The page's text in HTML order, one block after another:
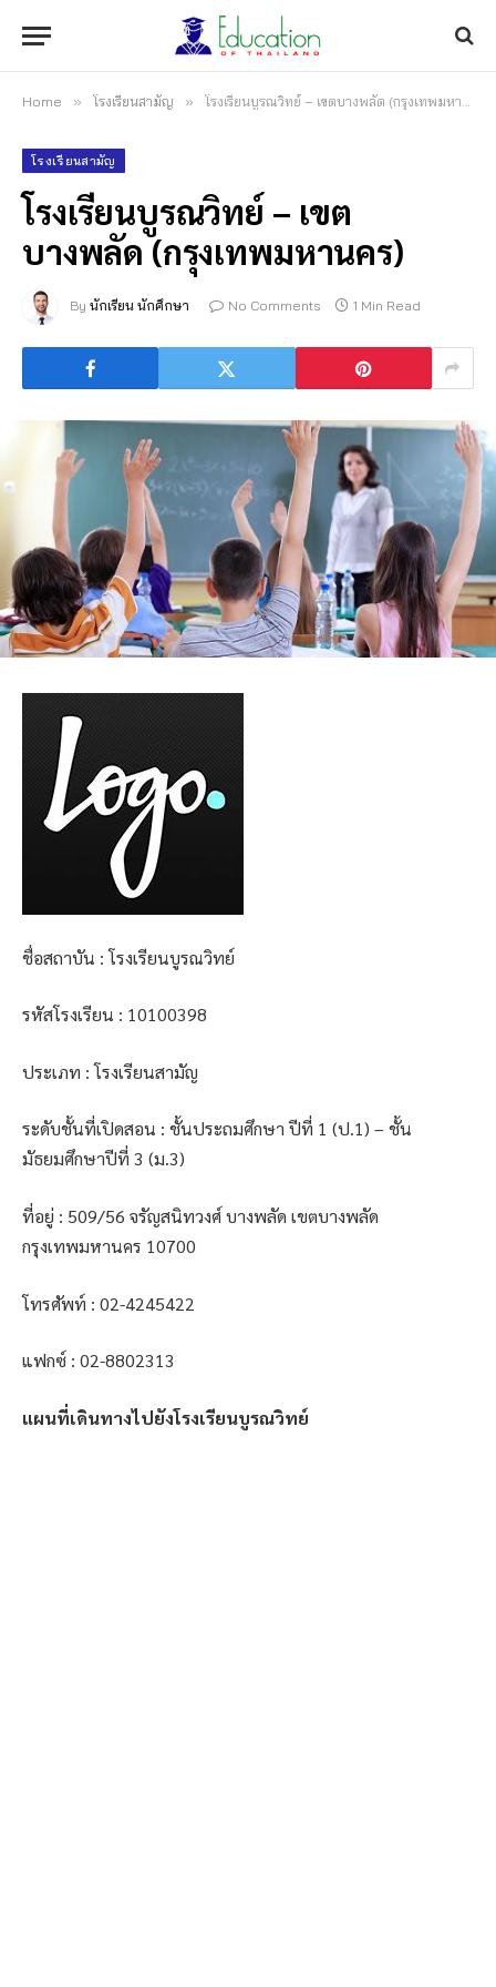
Home » โรงเรียนสามัญ » โรงเรียนบูรณวิทย์ – เขตบางพลัด (กรุงเทพมหานคร)
โรงเรียนสามัญ
โรงเรียนบูรณวิทย์ – เขต
บางพลัด (กรุงเทพมหานคร)
By นักเรียน นักศึกษา No Comments 1 Min Read
ชื่อสถาบัน : โรงเรียนบูรณวิทย์
รหัสโรงเรียน : 10100398
ประเภท : โรงเรียนสามัญ
ระดับชั้นที่เปิดสอน : ชั้นประถมศึกษา ปีที่ 1 (ป.1) – ชั้น
มัธยมศึกษาปีที่ 3 (ม.3)
ที่อยู่ : 509/56 จรัญสนิทวงศ์ บางพลัด เขตบางพลัด
กรุงเทพมหานคร 10700
โทรศัพท์ : 02-4245422
แฟกซ์ : 02-8802313
แผนที่เดินทางไปยังโรงเรียนบูรณวิทย์